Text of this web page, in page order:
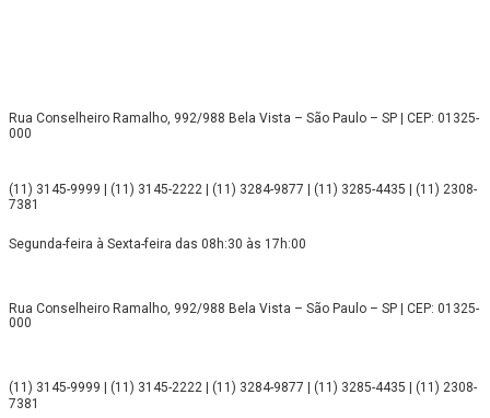
Rua Conselheiro Ramalho, 992/988 Bela Vista – São Paulo – SP | CEP: 01325-
000
(11) 3145-9999 | (11) 3145-2222 | (11) 3284-9877 | (11) 3285-4435 | (11) 2308-
7381
Segunda-feira à Sexta-feira das 08h:30 às 17h:00
Rua Conselheiro Ramalho, 992/988 Bela Vista – São Paulo – SP | CEP: 01325-
000
(11) 3145-9999 | (11) 3145-2222 | (11) 3284-9877 | (11) 3285-4435 | (11) 2308-
7381